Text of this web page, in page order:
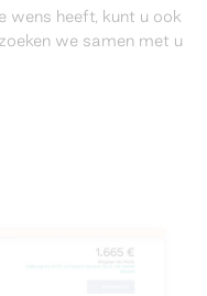
wens heeft, kunt u ook
we samen met u